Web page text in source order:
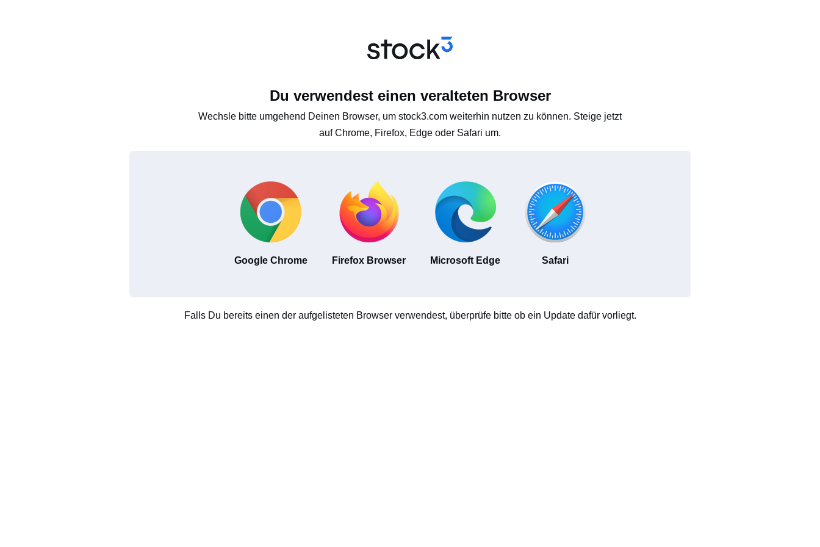
Du verwendest einen veralteten Browser
Wechsle bitte umgehend Deinen Browser, um stock3.com weiterhin nutzen zu können. Steige jetzt
auf Chrome, Firefox, Edge oder Safari um.
Google Chrome Firefox Browser Microsoft Edge Safari
Falls Du bereits einen der aufgelisteten Browser verwendest, überprüfe bitte ob ein Update dafür vorliegt.